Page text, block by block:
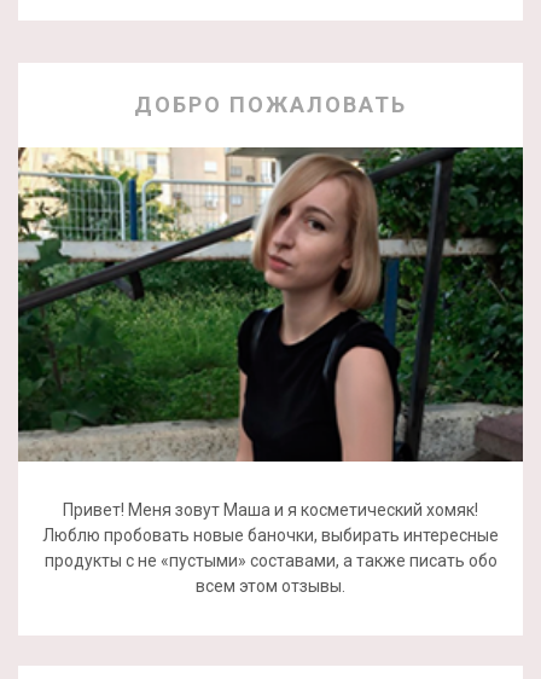
ДОБРО ПОЖАЛОВАТЬ
Привет! Меня зовут Маша и я косметический хомяк!
Люблю пробовать новые баночки, выбирать интересные
продукты с не «пустыми» составами, а также писать обо
всем этом отзывы.